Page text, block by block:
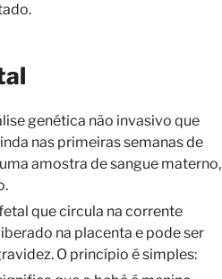
genética não invasivo que
nas primeiras semanas de
amostra de sangue materno,
que circula na corrente
na placenta e pode ser
O princípio é simples: